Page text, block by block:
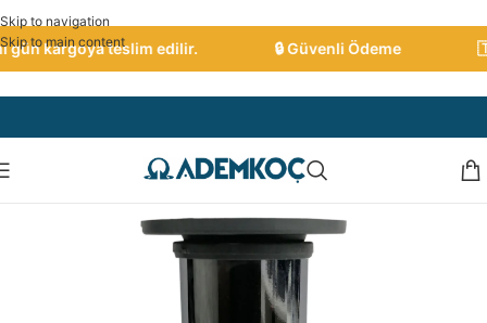
Skip to navigation
Skip to main content
kargoya teslim edilir. 🔒 Güvenli Ödeme